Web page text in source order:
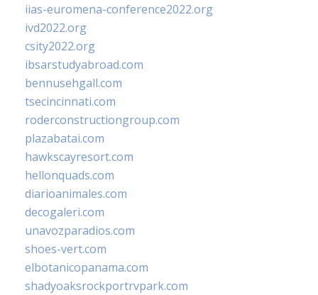
iias-euromena-conference2022.org
ivd2022.org
csity2022.org
ibsarstudyabroad.com
bennusehgall.com
tsecincinnati.com
roderconstructiongroup.com
plazabatai.com
hawkscayresort.com
hellonquads.com
diarioanimales.com
decogaleri.com
unavozparadios.com
shoes-vert.com
elbotanicopanama.com
shadyoaksrockportrvpark.com